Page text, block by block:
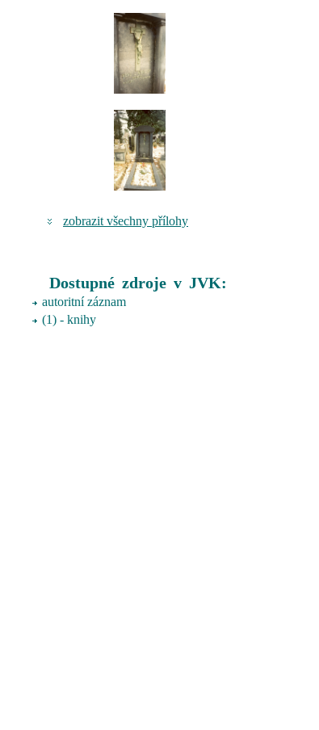
zobrazit všechny přílohy
Dostupné zdroje v JVK:
autoritní záznam
(1) - knihy